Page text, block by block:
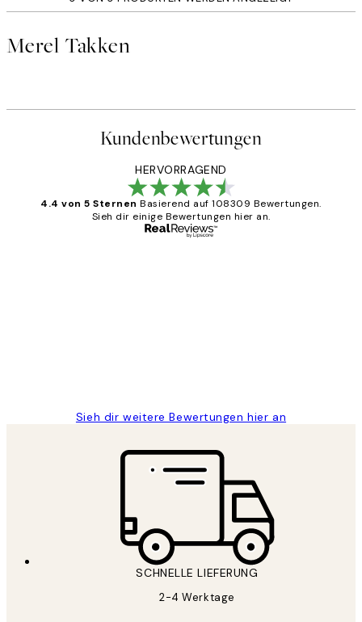
Merel Takken
Kundenbewertungen
HERVORRAGEND
4.4 von 5 Sternen Basierend auf 108309 Bewertungen.
Sieh dir einige Bewertungen hier an.
Sieh dir weitere Bewertungen hier an
SCHNELLE LIEFERUNG
2-4 Werktage